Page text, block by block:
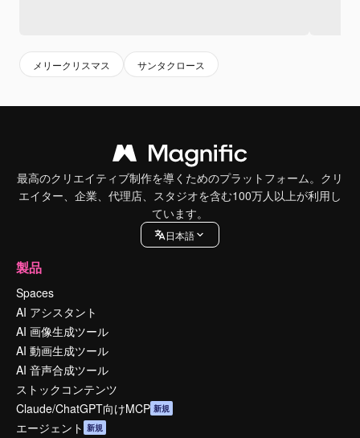
メリークリスマス サンタクロース
最高のクリエイティブ制作を導くためのプラットフォーム。クリ
エイター、企業、代理店、スタジオを含む100万人以上が利用し
ています。
日本語
製品
Spaces
AI アシスタント
AI 画像生成ツール
AI 動画生成ツール
AI 音声合成ツール
ストックコンテンツ
Claude/ChatGPT向けMCP 新規
エージェント 新規